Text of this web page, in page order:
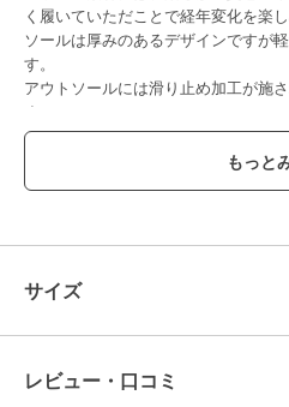
く履いていただことで経年変化を楽
ソールは厚みのあるデザインですが
す。
アウトソールには滑り止め加工が施
す。
シンプルなデザインのアーモンドト
ダウンしてくれます。
ズでした。
サイズ
レビュー・口コミ